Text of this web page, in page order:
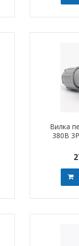
Вилка
380В